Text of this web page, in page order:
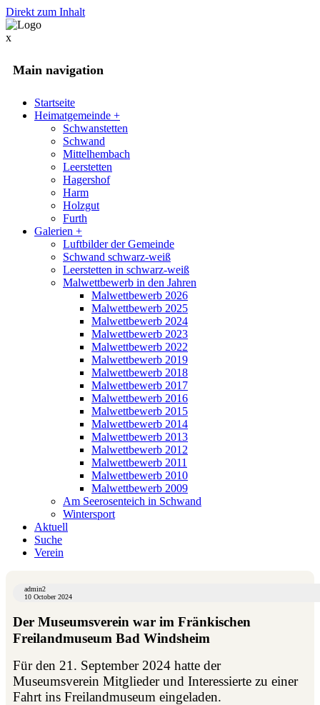
Direkt zum Inhalt
x
Main navigation
Startseite
Heimatgemeinde +
Schwanstetten
Schwand
Mittelhembach
Leerstetten
Hagershof
Harm
Holzgut
Furth
Galerien +
Luftbilder der Gemeinde
Schwand schwarz-weiß
Leerstetten in schwarz-weiß
Malwettbewerb in den Jahren
Malwettbewerb 2026
Malwettbewerb 2025
Malwettbewerb 2024
Malwettbewerb 2023
Malwettbewerb 2022
Malwettbewerb 2019
Malwettbewerb 2018
Malwettbewerb 2017
Malwettbewerb 2016
Malwettbewerb 2015
Malwettbewerb 2014
Malwettbewerb 2013
Malwettbewerb 2012
Malwettbewerb 2011
Malwettbewerb 2010
Malwettbewerb 2009
Am Seerosenteich in Schwand
Wintersport
Aktuell
Suche
Verein
admin2
10 October 2024
Der Museumsverein war im Fränkischen
Freilandmuseum Bad Windsheim
Für den 21. September 2024 hatte der
Museumsverein Mitglieder und Interessierte zu einer
Fahrt ins Freilandmuseum eingeladen.